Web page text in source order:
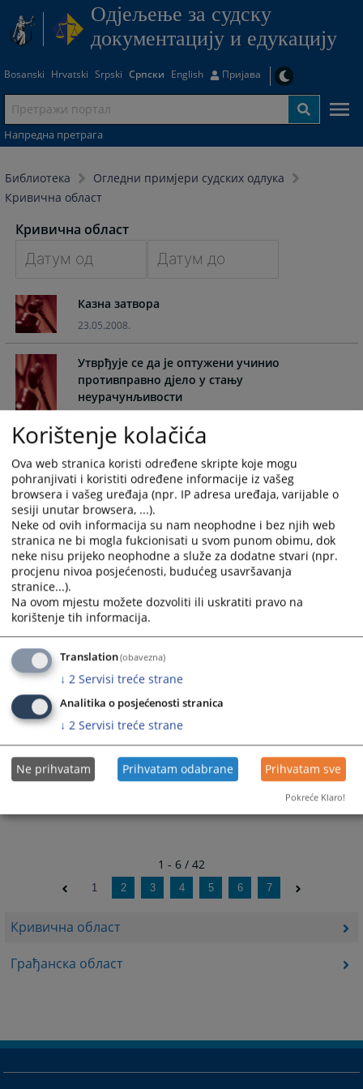
Одjељење за судску
документацију и едукацију
Bosanski Hrvatski Srpski Српски English Пријава
Напредна претрага
Библиотека
Огледни примјери судских одлука
Кривична област
Кривична област
Грађанска област
Кривична област
forward
to
interact
with
the
calendar
and
select
a
date.
Press
the
question
mark
key
to
get
the
keyboard
shortcuts
for
changing
dates.
forward
interact
with
the
calendar
and
select
a
date.
Press
the
question
mark
key
to
the
keyboard
shortcuts
for
changing
dates.
Казна затвора
23.05.2008.
Утврђује се да је оптужени учинио
противправно дјело у стању
неурачунљивости
Одређивање притвора
23.05.2008.
Пресуда којом се оптужени ослобађа од
оптужбе и оглашава кривим
23.05.2008.
кривичну одговорност - Неурачунљивост
кривње
23.05.2008.
1 - 6 / 42
1 2 3 4 5 6 7
Korištenje kolačića
Ova web stranica koristi određene skripte koje mogu
pohranjivati i koristiti određene informacije iz vašeg
browsera i vašeg uređaja (npr. IP adresa uređaja, varijable o
sesiji unutar browsera, ...).
Neke od ovih informacija su nam neophodne i bez njih web
stranica ne bi mogla fukcionisati u svom punom obimu, dok
neke nisu prijeko neophodne a služe za dodatne stvari (npr.
procjenu nivoa posjećenosti, budućeg usavršavanja
stranice...).
Na ovom mjestu možete dozvoliti ili uskratiti pravo na
korištenje tih informacija.
Translation(obavezna)
↓ 2 Servisi treće strane
Analitika o posjećenosti stranica
↓ 2 Servisi treće strane
Ne prihvatam Prihvatam odabrane Prihvatam sve
Pokreće Klaro!